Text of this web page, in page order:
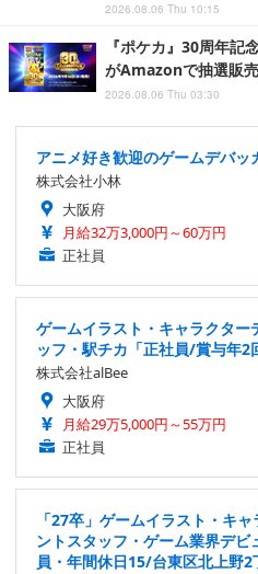
2026.08.06 Thu 10:15
『ポケカ』30周年記
がAmazonで抽選販
2026.08.06 Thu 03:30
アニメ好き歓迎のゲームデバ
株式会社小林
大阪府
月給32万3,000円～60万円
正社員
ゲームイラスト・キャラクター
ッフ・駅チカ「正社員/賞与年2
株式会社alBee
大阪府
月給29万5,000円～55万円
正社員
「27卒」ゲームイラスト・キ
ントスタッフ・ゲーム業界デ
員・年間休日15/台東区北上野2